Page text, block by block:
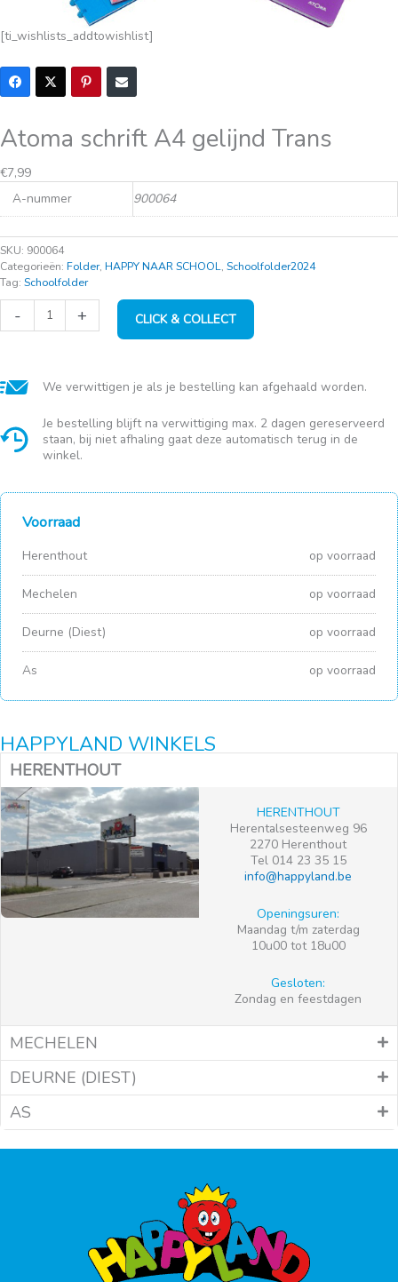
[ti_wishlists_addtowishlist]
Atoma schrift A4 gelijnd Trans
€7,99
A-nummer
900064
SKU: 900064
Categorieën: Folder, HAPPY NAAR SCHOOL, Schoolfolder2024
Tag: Schoolfolder
-
schrift
aantal
+ CLICK & COLLECT
We verwittigen je als je bestelling kan afgehaald worden.
Je bestelling blijft na verwittiging max. 2 dagen gereserveerd
staan, bij niet afhaling gaat deze automatisch terug in de
winkel.
Voorraad
Herenthout op voorraad
Mechelen op voorraad
Deurne (Diest) op voorraad
As op voorraad
HAPPYLAND WINKELS
HERENTHOUT
HERENTHOUT
Herentalsesteenweg 96
2270 Herenthout
Tel 014 23 35 15
info@happyland.be
Openingsuren:
Maandag t/m zaterdag
10u00 tot 18u00
Gesloten:
Zondag en feestdagen
MECHELEN
DEURNE (DIEST)
AS